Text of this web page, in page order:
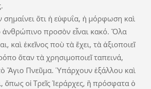
ὅτι ἡ εὐφυΐα, ἡ μόρφωση καὶ
προσὸν εἶναι κακό. Ὅλα
καὶ ἐκεῖνος ποὺ τὰ ἔχει, τὰ ἀξιοποιεῖ
ὅταν τὰ χρησιμοποιεῖ ταπεινά,
Ἅγιο Πνεῦμα. Ὑπάρχουν ἐξάλλου καὶ
ὅπως οἱ Τρεῖς Ἱεράρχες, ἢ πρόσφατα ὁ